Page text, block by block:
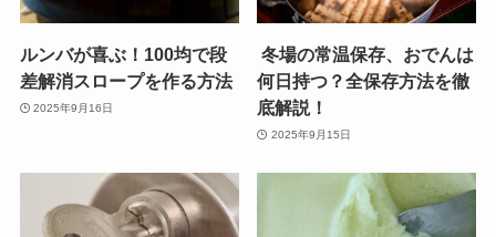
ルンバが喜ぶ！100均で段
差解消スロープを作る方法
2025年9月16日
冬場の常温保存、おでんは
何日持つ？全保存方法を徹
底解説！
2025年9月15日